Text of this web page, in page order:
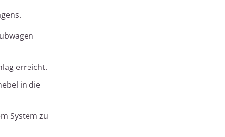
erreicht.
in die
System zu